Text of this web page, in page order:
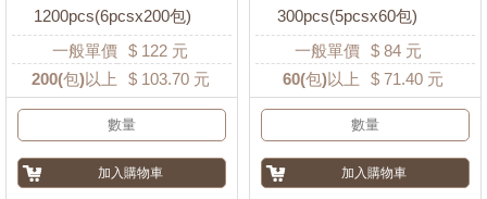
1200pcs(6pcsx200包)
一般單價 $ 122 元
200(包)以上 $ 103.70 元
300pcs(5pcsx60包)
一般單價 $ 84 元
60(包)以上 $ 71.40 元